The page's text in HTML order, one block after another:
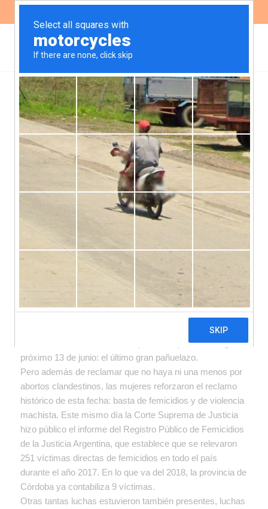
Sin aborto legal no hay Ni
Una Menos
Las mujeres alzaron su voz en todo el país. En Córdoba,
este 4 de junio, más de 60 mil mujeres llenaron las calles
Como desde hace cuatro años, ayer se realizó la
movilización más emblemática del movimiento de
mujeres en nuestro país.
Este año el grito de Ni Una Menos se dio en el marco del
debate sobre la legalización del aborto en Argentina y la
consigna principal fue el reclamo por el aborto legal,
seguro y gratuito. Fue la última movilización masiva antes
del debate en la Cámara de Diputados, que tendrá lugar el
próximo 13 de junio: el último gran pañuelazo.
Pero además de reclamar que no haya ni una menos por
abortos clandestinos, las mujeres reforzaron el reclamo
histórico de esta fecha: basta de femicidios y de violencia
machista. Este mismo día la Corte Suprema de Justicia
hizo público el informe del Registro Público de Femicidios
de la Justicia Argentina, que establece que se relevaron
251 víctimas directas de femicidios en todo el país
durante el año 2017. En lo que va del 2018, la provincia de
Córdoba ya contabiliza 9 víctimas.
Otras tantas luchas estuvieron también presentes, luchas